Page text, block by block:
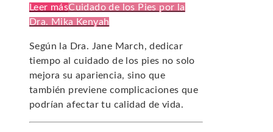
Leer másCuidado de los Pies por la
Dra. Mika Kenyah
Según la Dra. Jane March, dedicar
tiempo al cuidado de los pies no solo
mejora su apariencia, sino que
también previene complicaciones que
podrían afectar tu calidad de vida.